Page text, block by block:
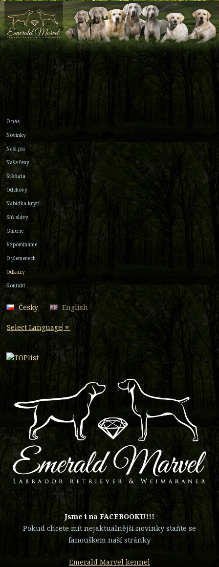
O nás
Novinky
Naši psi
Naše feny
Štěňata
Odchovy
Nabídka krytí
Síň slávy
Galerie
Vzpomínáme
O plemenech
Odkazy
Kontakt
Česky English
Select Language ▼
​Jsme i na FACEBOOKU!!!
Pokud chcete mít nejaktuálnější novinky staňte se
fanouškem naší stránky
Emerald Marvel kennel